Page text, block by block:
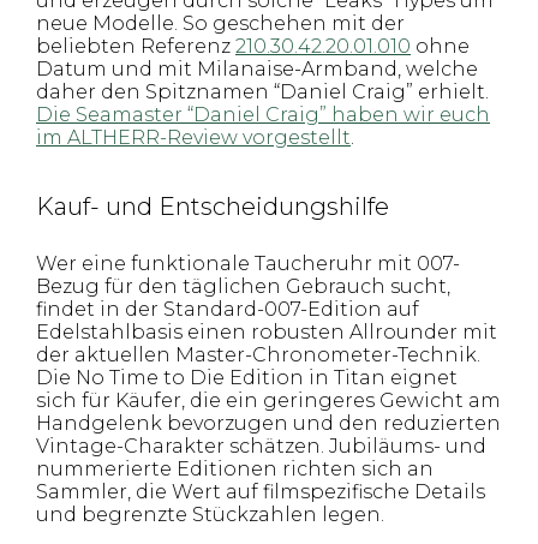
neue Modelle. So geschehen mit der
beliebten Referenz 210.30.42.20.01.010 ohne
Datum und mit Milanaise-Armband, welche
daher den Spitznamen “Daniel Craig” erhielt.
Die Seamaster “Daniel Craig” haben wir euch
im ALTHERR-Review vorgestellt.
Kauf- und Entscheidungshilfe
Wer eine funktionale Taucheruhr mit 007-
Bezug für den täglichen Gebrauch sucht,
findet in der Standard-007-Edition auf
Edelstahlbasis einen robusten Allrounder mit
der aktuellen Master-Chronometer-Technik.
Die No Time to Die Edition in Titan eignet
sich für Käufer, die ein geringeres Gewicht am
Handgelenk bevorzugen und den reduzierten
Vintage-Charakter schätzen. Jubiläums- und
nummerierte Editionen richten sich an
Sammler, die Wert auf filmspezifische Details
und begrenzte Stückzahlen legen.